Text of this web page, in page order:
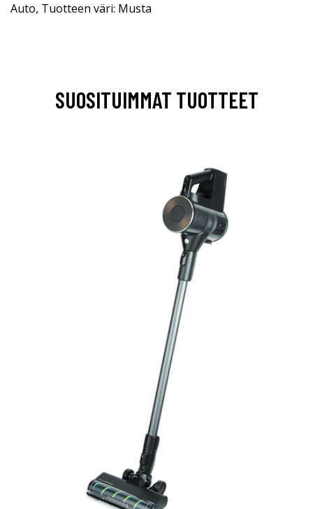
Auto, Tuotteen väri: Musta
SUOSITUIMMAT TUOTTEET